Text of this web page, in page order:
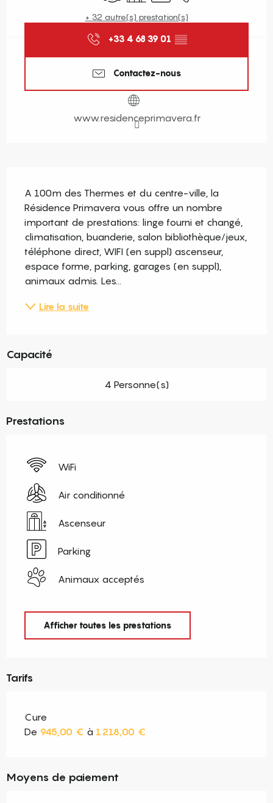
+ 32 autre(s) prestation(s)
+33 4 68 39 01 ▒▒
Contactez-nous
www.residenceprimavera.fr
A 100m des Thermes et du centre-ville, la
Résidence Primavera vous offre un nombre
important de prestations: linge fourni et changé,
climatisation, buanderie, salon bibliothèque/jeux,
téléphone direct, WIFI (en suppl) ascenseur,
espace forme, parking, garages (en suppl),
animaux admis. Les...
Lire la suite
Capacité
4 Personne(s)
Prestations
WiFi
Air conditionné
Ascenseur
Parking
Animaux acceptés
Afficher toutes les prestations
Tarifs
Cure
De 945,00 € à 1 218,00 €
Moyens de paiement